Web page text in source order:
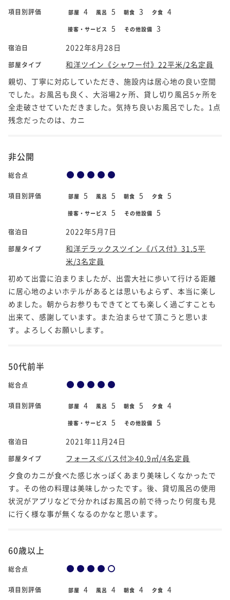
項目別評価 部屋 4 風呂 5 朝食 3 夕食 4
接客・サービス 5 その他設備 3
宿泊日 2022年8月28日
部屋タイプ
和洋ツイン《シャワー付》22平米/2名定員
親切、丁寧に対応していただき、施設内は居心地の良い空間
でした。お風呂も良く、大浴場2ヶ所、貸し切り風呂5ヶ所を
全走破させていただきました。気持ち良いお風呂でした。1点
残念だったのは、カニ
非公開
総合点
項目別評価 部屋 5 風呂 5 朝食 5 夕食 5
接客・サービス 5 その他設備 5
宿泊日 2022年5月7日
部屋タイプ
和洋デラックスツイン《バス付》31.5平
米/3名定員
初めて出雲に泊まりましたが、出雲大社に歩いて行ける距離
に居心地のよいホテルがあるとは思いもよらず、本当に楽し
めました。朝からお参りもできてとても楽しく過ごすことも
出来て、感謝しています。また泊まらせて頂こうと思いま
す。よろしくお願いします。
50代前半
総合点
項目別評価 部屋 4 風呂 5 朝食 5 夕食 4
接客・サービス 5 その他設備 5
宿泊日 2021年11月24日
部屋タイプ
フォース≪バス付≫40.9㎡/4名定員
夕食のカニが食べた感じ水っぽくあまり美味しくなかったで
す。その他の料理は美味しかったです。後、貸切風呂の使用
状況がアプリなどで分かればお風呂の前で待ったり何度も見
に行く様な事が無くなるのかなと思います。
60歳以上
総合点
項目別評価 部屋 4 風呂 4 朝食 4 夕食 4